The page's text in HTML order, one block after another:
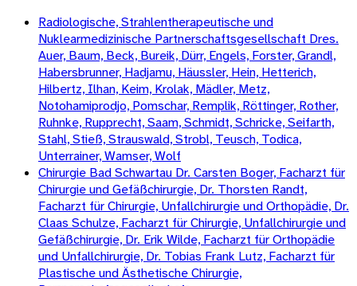
Radiologische, Strahlentherapeutische und
Nuklearmedizinische Partnerschaftsgesellschaft Dres.
Auer, Baum, Beck, Bureik, Dürr, Engels, Forster, Grandl,
Habersbrunner, Hadjamu, Häussler, Hein, Hetterich,
Hilbertz, Ilhan, Keim, Krolak, Mädler, Metz,
Notohamiprodjo, Pomschar, Remplik, Röttinger, Rother,
Ruhnke, Rupprecht, Saam, Schmidt, Schricke, Seifarth,
Stahl, Stieß, Strauswald, Strobl, Teusch, Todica,
Unterrainer, Wamser, Wolf
Chirurgie Bad Schwartau Dr. Carsten Boger, Facharzt für
Chirurgie und Gefäßchirurgie, Dr. Thorsten Randt,
Facharzt für Chirurgie, Unfallchirurgie und Orthopädie, Dr.
Claas Schulze, Facharzt für Chirurgie, Unfallchirurgie und
Gefäßchirurgie, Dr. Erik Wilde, Facharzt für Orthopädie
und Unfallchirurgie, Dr. Tobias Frank Lutz, Facharzt für
Plastische und Ästhetische Chirurgie,